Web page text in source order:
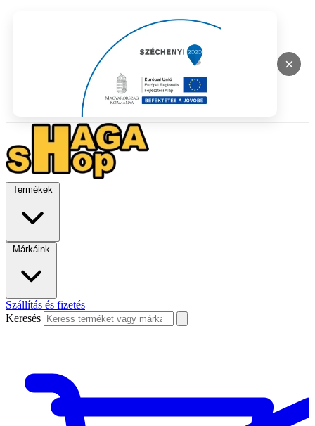
×
Termékek
Márkáink
Szállítás és fizetés
Keresés